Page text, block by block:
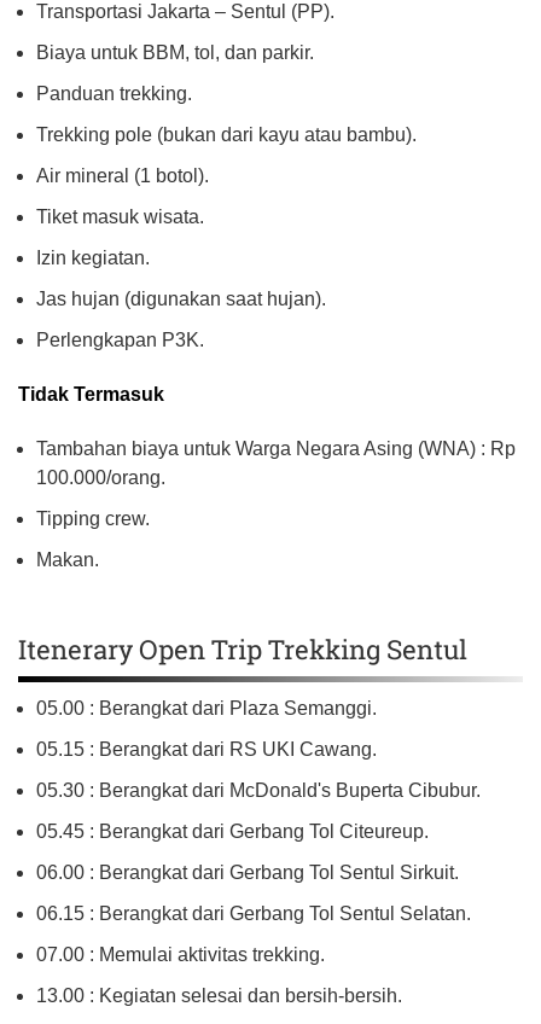
Transportasi Jakarta – Sentul (PP).
Biaya untuk BBM, tol, dan parkir.
Panduan trekking.
Trekking pole (bukan dari kayu atau bambu).
Air mineral (1 botol).
Tiket masuk wisata.
Izin kegiatan.
Jas hujan (digunakan saat hujan).
Perlengkapan P3K.
Tidak Termasuk
Tambahan biaya untuk Warga Negara Asing (WNA) : Rp
100.000/orang.
Tipping crew.
Makan.
Itenerary Open Trip Trekking Sentul
05.00 : Berangkat dari Plaza Semanggi.
05.15 : Berangkat dari RS UKI Cawang.
05.30 : Berangkat dari McDonald's Buperta Cibubur.
05.45 : Berangkat dari Gerbang Tol Citeureup.
06.00 : Berangkat dari Gerbang Tol Sentul Sirkuit.
06.15 : Berangkat dari Gerbang Tol Sentul Selatan.
07.00 : Memulai aktivitas trekking.
13.00 : Kegiatan selesai dan bersih-bersih.